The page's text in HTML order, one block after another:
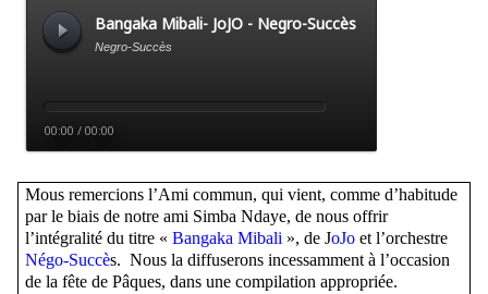
Mous remercions l’Ami commun, qui vient, comme d’habitude
par le biais de notre ami Simba Ndaye, de nous offrir
l’intégralité du titre « Bangaka Mibali », de JoJoet l’orchestre
Négo-Succès. Nous la diffuserons incessamment à l’occasion
de la fête de Pâques, dans une compilation appropriée.